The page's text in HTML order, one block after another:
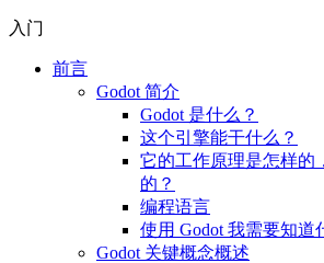
入门
前言
Godot 简介
Godot 是什么？
这个引擎能干什么？
它的工作原理是怎样的
的？
编程语言
使用 Godot 我需要知道
Godot 关键概念概述